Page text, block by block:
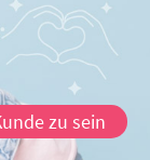
zu sein